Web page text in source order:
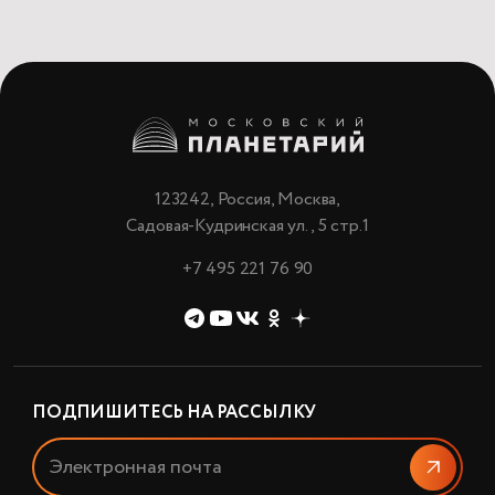
123242, Россия, Москва,
Садовая-Кудринская ул., 5 стр.1
+7 495 221 76 90
ПОДПИШИТЕСЬ НА РАССЫЛКУ